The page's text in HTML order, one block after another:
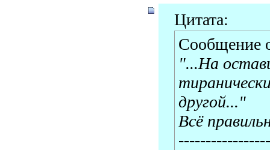
Цитата:
Сообщение
"...На
другой..."
Всё